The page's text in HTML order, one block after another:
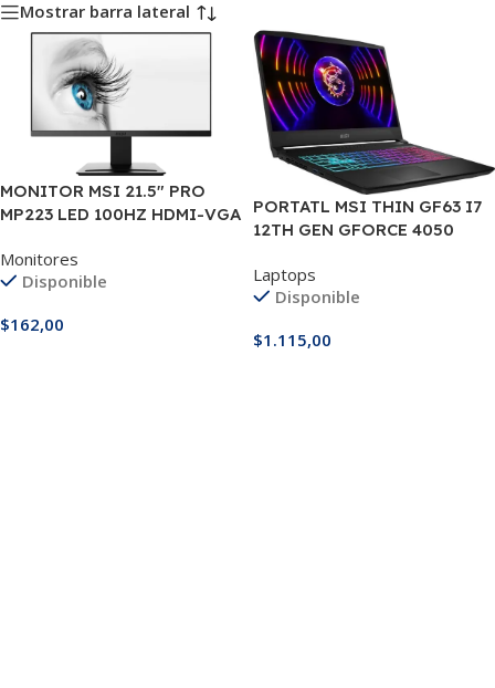
Mostrar barra lateral
MONITOR MSI 21.5″ PRO
MP223 LED 100HZ HDMI-VGA
Monitores
Disponible
$162,00
PORTATL MSI THIN GF63 I7
12TH GEN GFORCE 4050
DDR4 512 M.2 15.6″ 144 HZ
Laptops
Disponible
$1.115,00